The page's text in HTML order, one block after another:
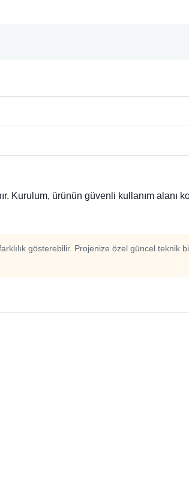
Kurulum, ürünün güvenli kullanım alanı
gösterebilir. Projenize özel güncel teknik